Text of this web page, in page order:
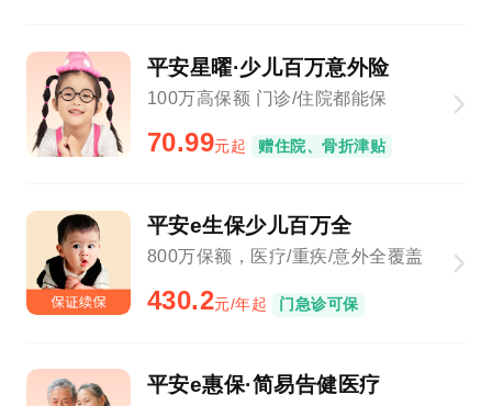
平安星曜·少儿百万意外险
100万高保额 门诊/住院都能保
70.99元起 赠住院、骨折津贴
平安e生保少儿百万全
800万保额，医疗/重疾/意外全覆盖
430.2元/年起 门急诊可保
平安e惠保·简易告健医疗